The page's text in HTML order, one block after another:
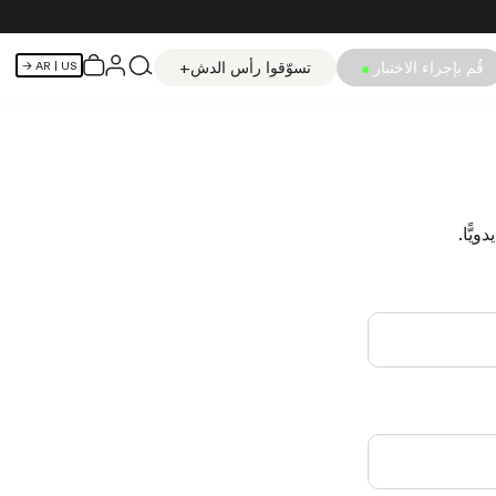
قُم بإجراء الاختبار تسوّقوا رأس الدش+ AR | US →